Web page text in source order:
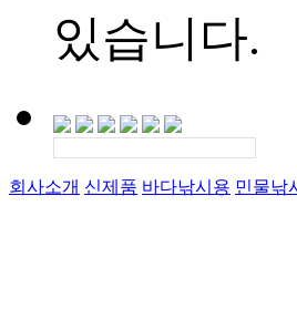
있습니다.
회사소개 신제품 바다낚시용 민물낚